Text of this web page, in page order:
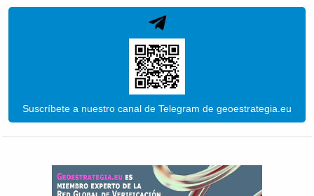
Suscríbete a nuestro canal de Telegram de geoestrategia.eu